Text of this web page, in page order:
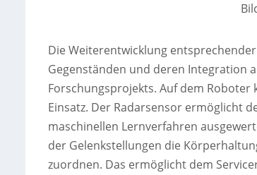
Die Weiterentwicklung
Gegenständen und deren Integration
Forschungsprojekts. Auf dem
Einsatz. Der Radarsensor ermöglicht
maschinellen Lernverfahren
der Gelenkstellungen die
zuordnen. Das ermöglicht dem